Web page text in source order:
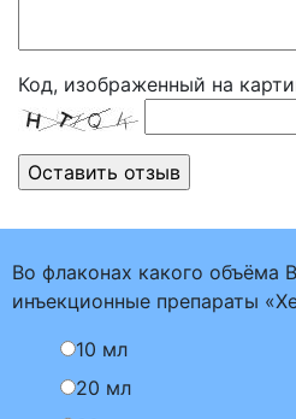
Код, изображенный на
Во флаконах какого объёма
инъекционные препараты
10 мл
20 мл